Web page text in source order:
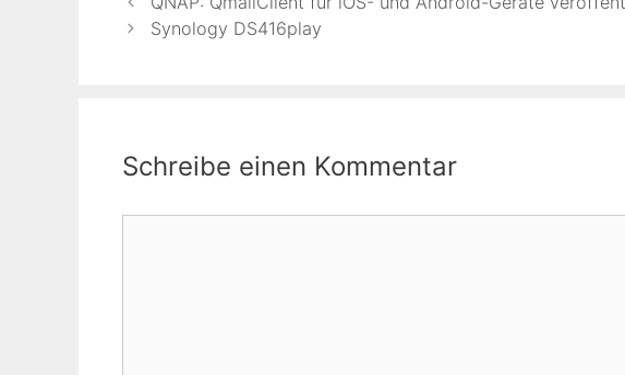
Synology DS416play
Schreibe einen Kommentar